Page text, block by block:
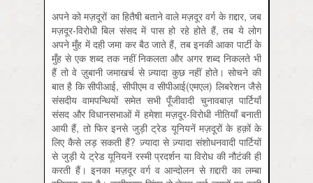
अपने को मज़दूरों का हितैषी बताने वाले मज़दूर वर्ग के ग़द्दार, जब
मज़दूर-विरोधी बिल संसद में पास हो रहे होते हैं, तब ये लोग
अपने मुँह में दही जमा कर बैठ जाते हैं, तब इनकी आका पार्टी के
मुँह से एक शब्द तक नहीं निकलता और अगर शब्द निकलते भी
हैं तो वे ज़ुबानी जमाखर्च से ज़्यादा कुछ नहीं होते। सोचने की
बात है कि सीपीआई, सीपीएम व सीपीआई(एमएल) लिबरेशन जैसे
संसदीय वामपन्थियों समेत सभी पूँजीवादी चुनावबाज़ पार्टियाँ
संसद और विधानसभाओं में हमेशा मज़दूर-विरोधी नीतियाँ बनाती
आयी हैं, तो फिर इनसे जुड़ी ट्रेड यूनियनें मज़दूरों के हक़ों के
लिए कैसे लड़ सकती हैं? ज़्यादा से ज़्यादा संशोधनवादी पार्टियों
से जुड़ी ये ट्रेड यूनियनें रस्मी प्रदर्शन या विरोध की नौटंकी ही
करती हैं। इनका मज़दूर वर्ग व आन्दोलन से ग़द्दारी का लम्बा